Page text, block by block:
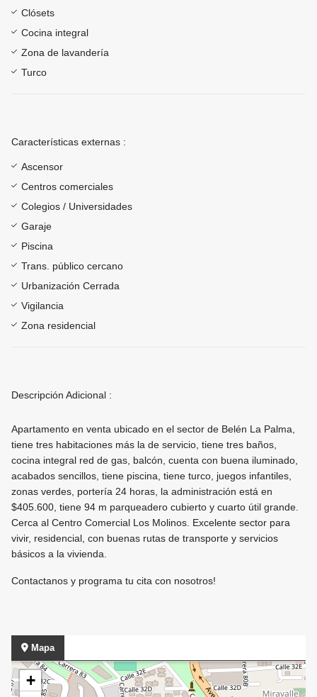
Clósets
Cocina integral
Zona de lavandería
Turco
Características externas :
Ascensor
Centros comerciales
Colegios / Universidades
Garaje
Piscina
Trans. público cercano
Urbanización Cerrada
Vigilancia
Zona residencial
Descripción Adicional :
Apartamento en venta ubicado en el sector de Belén La Palma,
tiene tres habitaciones más la de servicio, tiene tres baños,
cocina integral red de gas, balcón, cuenta con buena iluminado,
acabados sencillos, tiene piscina, tiene turco, juegos infantiles,
zonas verdes, portería 24 horas, la administración está en
$405.600, tiene 94 m parqueadero cubierto y cuarto útil grande.
Cerca al Centro Comercial Los Molinos. Excelente sector para
vivir, residencial, con buenas rutas de transporte y servicios
básicos a la vivienda.
Contactanos y programa tu cita con nosotros!
Mapa
+